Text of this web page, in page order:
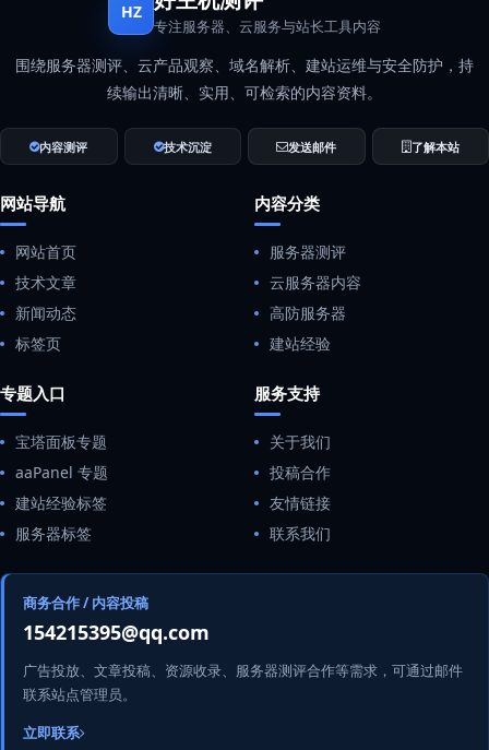
HZ
专注服务器、云服务与站长工具内容
围绕服务器测评、云产品观察、域名解析、建站运维与安全防护，持
续输出清晰、实用、可检索的内容资料。
内容测评 技术沉淀 发送邮件 了解本站
网站导航
网站首页
技术文章
新闻动态
标签页
内容分类
服务器测评
云服务器内容
高防服务器
建站经验
专题入口
宝塔面板专题
aaPanel 专题
建站经验标签
服务器标签
服务支持
关于我们
投稿合作
友情链接
联系我们
商务合作 / 内容投稿
154215395@qq.com
广告投放、文章投稿、资源收录、服务器测评合作等需求，可通过邮件
联系站点管理员。
立即联系